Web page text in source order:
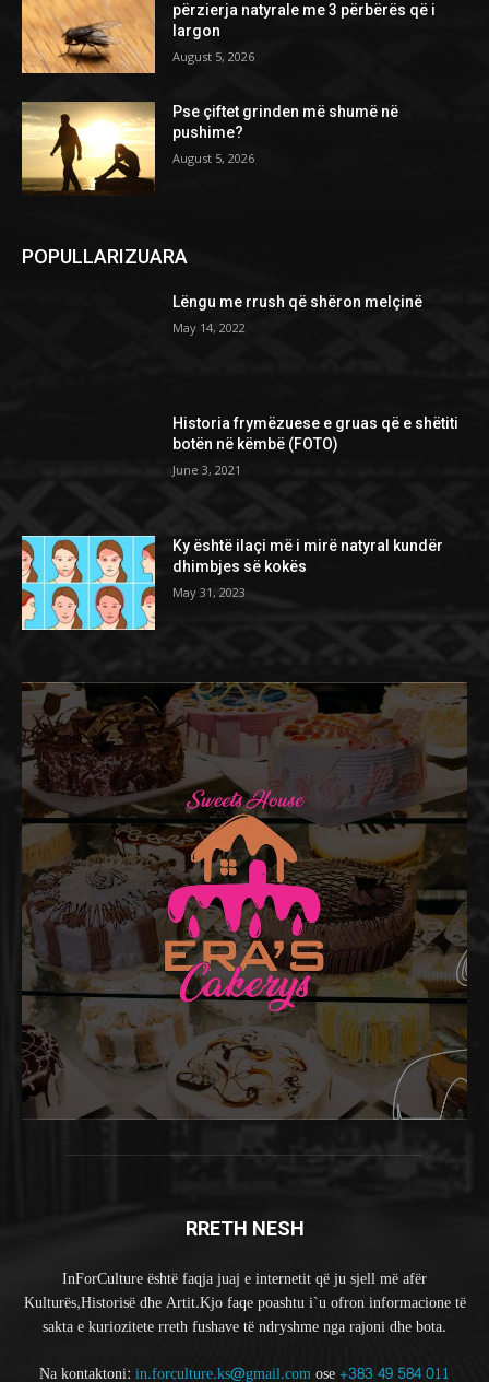
përzierja natyrale me 3 përbërës që i
largon
August 5, 2026
Pse çiftet grinden më shumë në
pushime?
August 5, 2026
POPULLARIZUARA
Lëngu me rrush që shëron melçinë
May 14, 2022
Historia frymëzuese e gruas që e shëtiti
botën në këmbë (FOTO)
June 3, 2021
Ky është ilaçi më i mirë natyral kundër
dhimbjes së kokës
May 31, 2023
RRETH NESH
InForCulture është faqja juaj e internetit që ju sjell më afër
Kulturës,Historisë dhe Artit.Kjo faqe poashtu i`u ofron informacione të
sakta e kuriozitete rreth fushave të ndryshme nga rajoni dhe bota.
Na kontaktoni: in.forculture.ks@gmail.comose+383 49 584 011